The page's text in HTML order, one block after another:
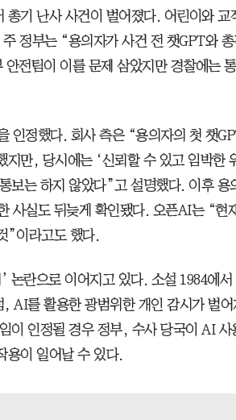
총기 난사 사건이 벌어졌다. 어린이와 교
정부는 “용의자가 사건 전 챗GPT와
전팀이 이를 문제 삼았지만 경찰에는
인정했다. 회사 측은 “용의자의 첫 챗
지만, 당시에는 ‘신뢰할 수 있고 임박한
보는 하지 않았다”고 설명했다. 이후 용
사실도 뒤늦게 확인됐다. 오픈AI는 “현
”이라고도 했다.
논란으로 이어지고 있다. 소설 1984에
, AI를 활용한 광범위한 개인 감시가 벌
이 인정될 경우 정부, 수사 당국이 AI 사
용이 일어날 수 있다.